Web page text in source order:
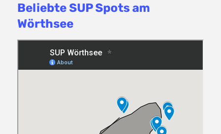
Beliebte SUP Spots am
Wörthsee